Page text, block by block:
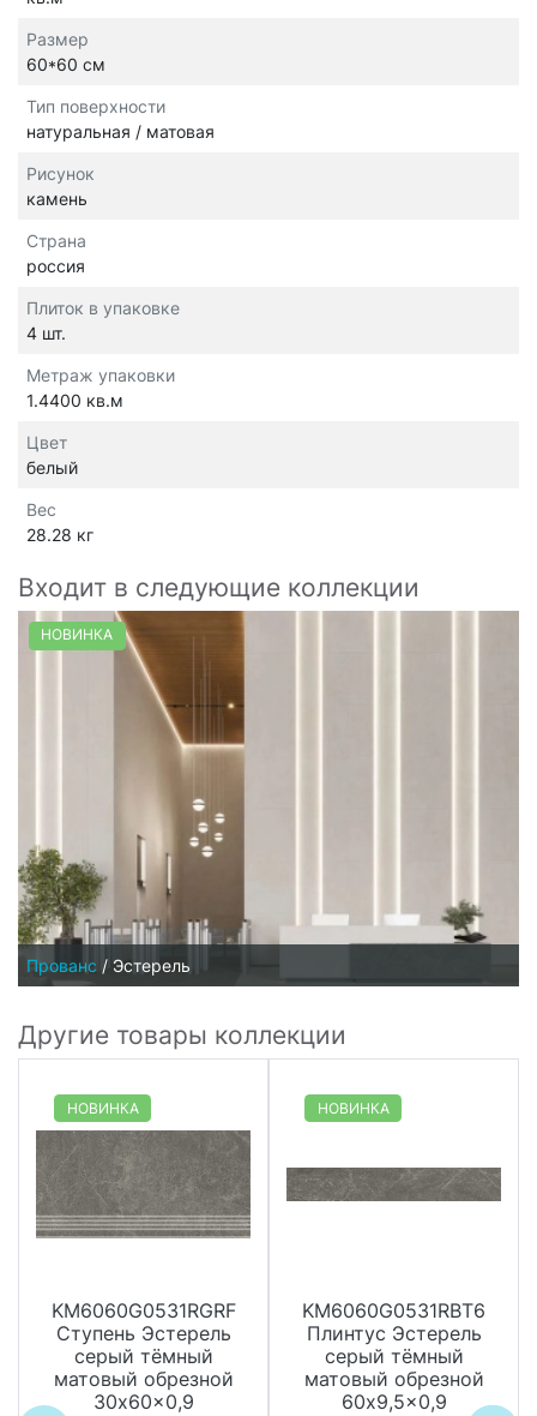
Размер
60*60 см
Тип поверхности
натуральная / матовая
Рисунок
камень
Страна
россия
Плиток в упаковке
4 шт.
Метраж упаковки
1.4400 кв.м
Цвет
белый
Вес
28.28 кг
Входит в следующие коллекции
НОВИНКА
Прованс / Эстерель
Другие товары коллекции
НОВИНКА
KM6060G0531RGRF
Ступень Эстерель
серый тёмный
матовый обрезной
30x60x0,9
НОВИНКА
KM6060G0531RBT6
Плинтус Эстерель
серый тёмный
матовый обрезной
60x9,5x0,9